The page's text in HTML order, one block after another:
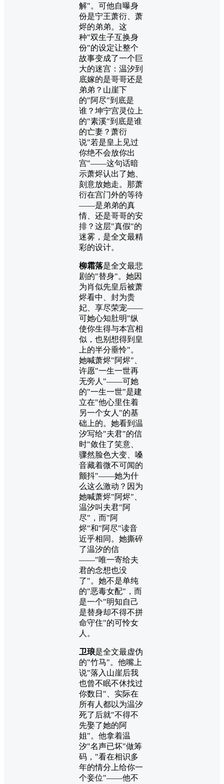
解"。可他自曝身
份是宁王萧衍、萧
烬的弟弟。这
种"双生子互换身
份"的设定让整个
故事变成了一个巨
大的迷宫：温汐到
底嫁的是哥哥还是
弟弟？山崖下
的"阿尽"到底是
谁？坤宁宫灵位上
的"素溪"到底是谁
的亡妻？萧衍
说"若是皇上见过
你绝不会放你出
宫"——这句话暗
示萧烬认出了她、
刻意放她走。那萧
衍在宫门外的等待
——是弟弟的真
情、还是哥哥的安
排？这层"真假"的
迷雾，是全文最精
彩的设计。
柳霜落是全文最悲
剧的"替身"。她因
为肖似先皇后被萧
烬看中、封为贵
妃、享尽荣宠——
可她心知肚明"纵
使你生得与本宫相
似，也别想得到皇
上的半分垂怜"。
她喊萧烬"阿烬"、
许愿"一生一世再
无旁人"——可她
的"一生一世"是建
立在"他心里住着
另一个女人"的基
础上的。她看到温
汐写给"夫君"的信
时"敛住了笑意、
骤然脸色大变、嗓
音藏着微不可闻的
颤抖"——她为什
么这么激动？因为
她喊萧烬"阿烬"、
温汐叫夫君"阿
尽"，而"阿
烬"和"阿尽"读音
近乎相同。她撕碎
了温汐的信
——"唯一寄给夫
君的念想也没
了"。她不是单纯
的"恶毒女配"，而
是一个"明知自己
是替身却不得不拼
命守住"的可怜女
人。
卫琅是全文最虚伪
的"竹马"。他嘴上
说"落入山崖后我
也曾不眠不休找过
你数日"、实际在
所有人都以为温汐
死了后就"不得不
先娶了她的阿
姐"。他拿着温
汐"名声已坏"做筹
码，"看在相识多
年的情分上给你一
个妾位"——他不